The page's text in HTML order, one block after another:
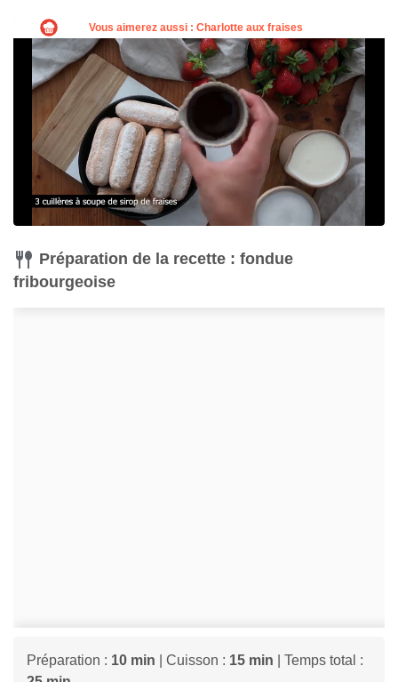
Préparation de la recette : fondue
fribourgeoise
Préparation : 10 min | Cuisson : 15 min | Temps total :